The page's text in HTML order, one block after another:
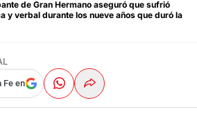
de Gran Hermano aseguró que sufrió
y verbal durante los nueve años que duró la
en